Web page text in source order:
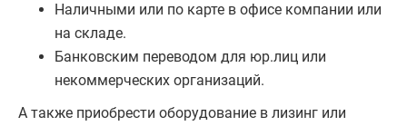
Наличными или по карте в офисе компании или
на складе.
Банковским переводом для юр.лиц или
некоммерческих организаций.
А также приобрести оборудование в лизинг или